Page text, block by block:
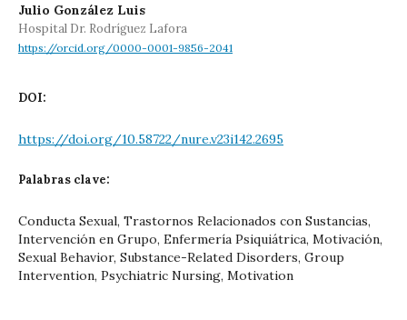
Julio González Luis
Hospital Dr. Rodríguez Lafora
https://orcid.org/0000-0001-9856-2041
DOI:
https://doi.org/10.58722/nure.v23i142.2695
Palabras clave:
Conducta Sexual, Trastornos Relacionados con Sustancias,
Intervención en Grupo, Enfermería Psiquiátrica, Motivación,
Sexual Behavior, Substance-Related Disorders, Group
Intervention, Psychiatric Nursing, Motivation